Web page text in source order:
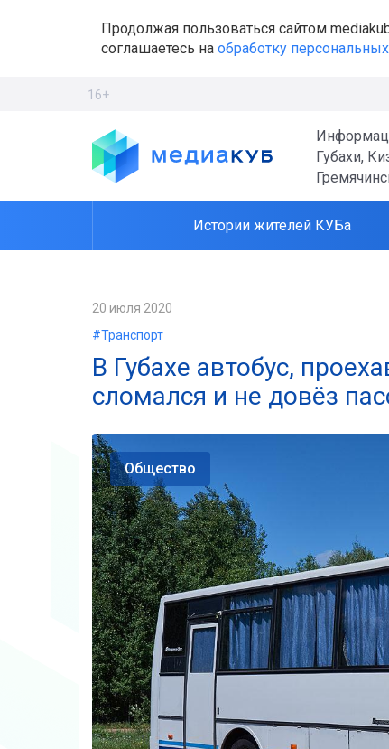
Продолжая пользоваться сайтом
соглашаетесь на обработку
16+
Губахи,
Истории жителей КУБа
20 июля 2020
#Транспорт
В Губахе автобус,
сломался и не довёз
Общество